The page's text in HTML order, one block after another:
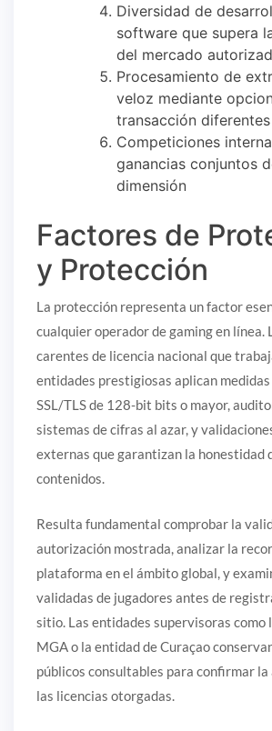
Diversidad de
software que supera
del mercado
Procesamiento de
veloz mediante
transacción diferentes
Competiciones
ganancias conjuntos
dimensión
Factores de
y Protección
La protección representa un factor
cualquier operador de gaming en línea.
carentes de licencia nacional que
entidades prestigiosas aplican
SSL/TLS de 128-bit bits o mayor,
sistemas de cifras al azar, y
externas que garantizan la honestidad
contenidos.
Resulta fundamental comprobar la
autorización mostrada, analizar la
plataforma en el ámbito global, y
validadas de jugadores antes de
sitio. Las entidades supervisoras como
MGA o la entidad de Curaçao
públicos consultables para confirmar
las licencias otorgadas.